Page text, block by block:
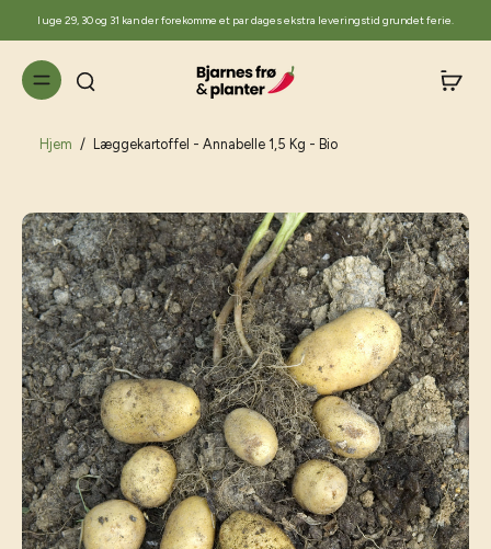
I uge 29, 30 og 31 kan der forekomme et par dages ekstra leveringstid grundet ferie.
Hjem / Læggekartoffel - Annabelle 1,5 Kg - Bio